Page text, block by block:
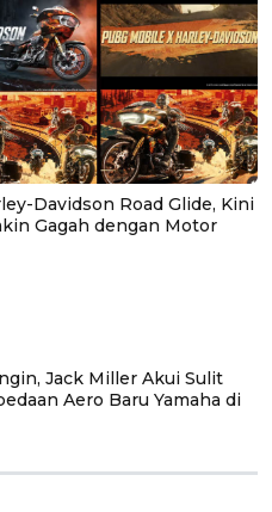
Davidson Road Glide, Kini
Gagah dengan Motor
Jack Miller Akui Sulit
Aero Baru Yamaha di